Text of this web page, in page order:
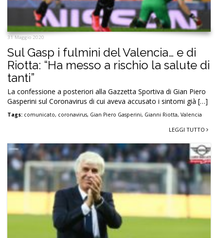
31 Maggio 2020
Sul Gasp i fulmini del Valencia… e di
Riotta: “Ha messo a rischio la salute di
tanti”
La confessione a posteriori alla Gazzetta Sportiva di Gian Piero
Gasperini sul Coronavirus di cui aveva accusato i sintomi già […]
Tags: comunicato, coronavirus, Gian Piero Gasperini, Gianni Riotta, Valencia
LEGGI TUTTO